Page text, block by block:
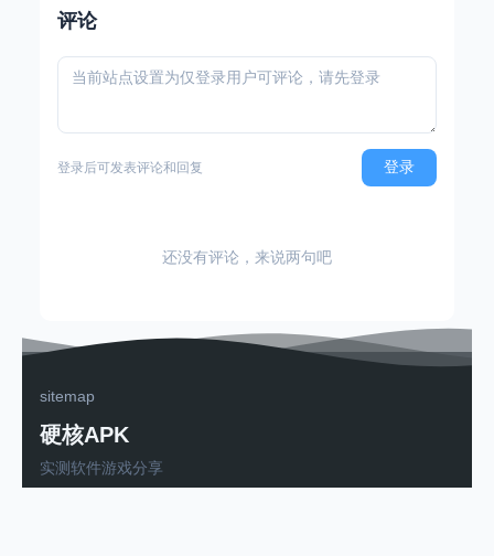
评论
登录后可发表评论和回复 登录
还没有评论，来说两句吧
sitemap
硬核APK
实测软件游戏分享